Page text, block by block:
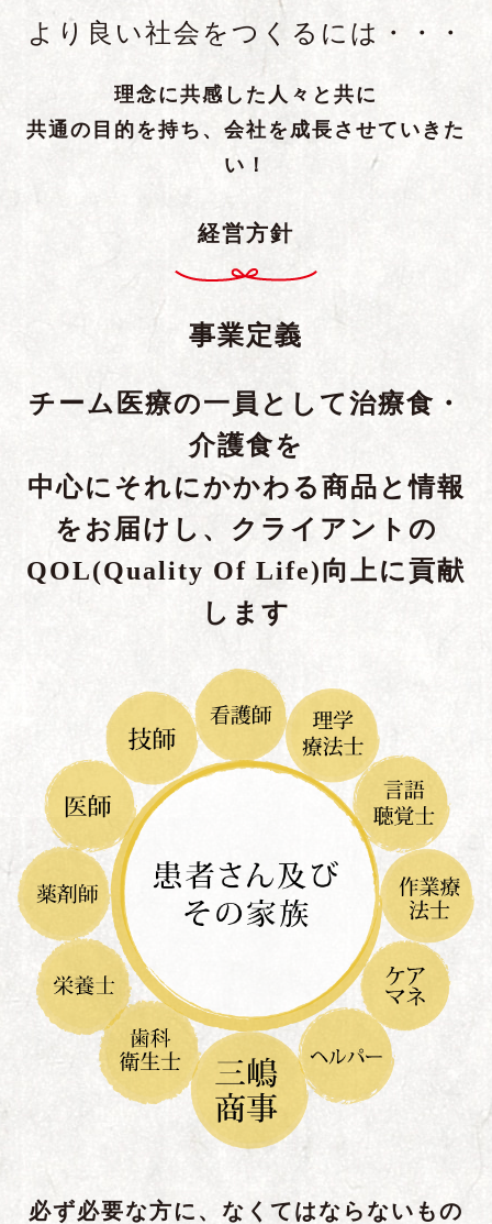
より良い社会をつくるには・・・
理念に共感した人々と共に
共通の目的を持ち、会社を成長させていきた
い！
経営方針
事業定義
チーム医療の一員として治療食・
介護食を
中心にそれにかかわる商品と情報
をお届けし、クライアントの
QOL(Quality Of Life)向上に貢献
します
必ず必要な方に、なくてはならないもの